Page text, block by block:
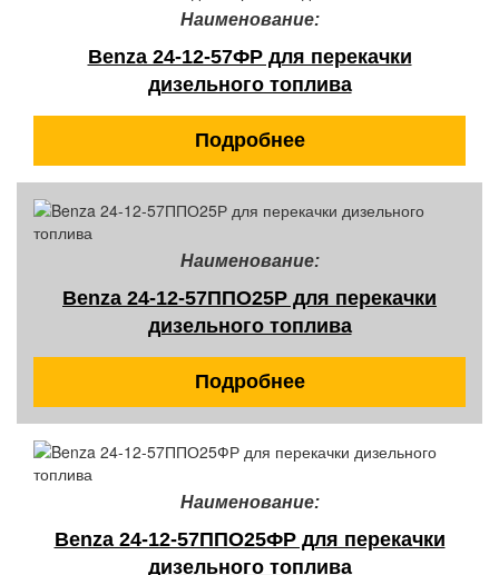
Наименование:
Benza 24-12-57ФР для перекачки
дизельного топлива
Подробнее
Наименование:
Benza 24-12-57ППО25Р для перекачки
дизельного топлива
Подробнее
Наименование:
Benza 24-12-57ППО25ФР для перекачки
дизельного топлива